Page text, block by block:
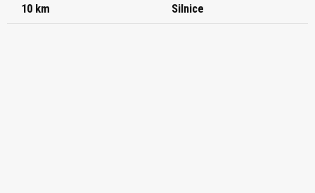
10 km Silnice